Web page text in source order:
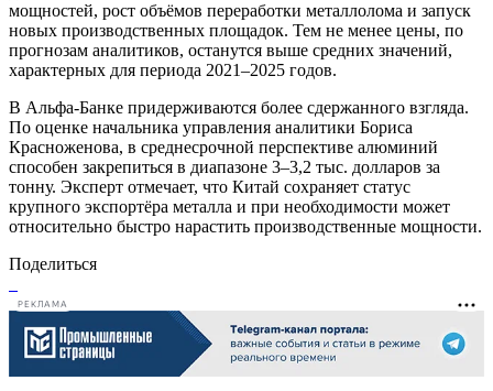
мощностей, рост объёмов переработки металлолома и запуск
новых производственных площадок. Тем не менее цены, по
прогнозам аналитиков, останутся выше средних значений,
характерных для периода 2021–2025 годов.
В Альфа-Банке придерживаются более сдержанного взгляда.
По оценке начальника управления аналитики Бориса
Красноженова, в среднесрочной перспективе алюминий
способен закрепиться в диапазоне 3–3,2 тыс. долларов за
тонну. Эксперт отмечает, что Китай сохраняет статус
крупного экспортёра металла и при необходимости может
относительно быстро нарастить производственные мощности.
Поделиться
РЕКЛАМА